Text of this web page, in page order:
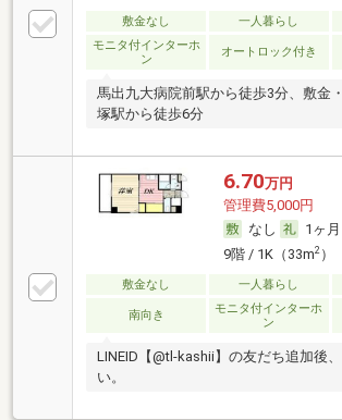
敷金なし 一人暮らし
モニタ付インターホ
ン
オートロック付き
馬出九大病院前駅から徒歩3分、敷金
塚駅から徒歩6分
6.70万円
管理費5,000円
なし
1ヶ月
9階 / 1K（33m2）
敷金なし 一人暮らし
南向き
モニタ付インターホ
ン
LINEID【@tl-kashii】の友だち追加後
い。